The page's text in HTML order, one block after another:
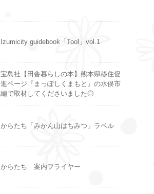
Izumicity guidebook「Tool」vol.1
宝島社【田舎暮らしの本】熊本県移住促
進ページ『まっぽしくまもと』の水俣市
編で取材してくださいました◎
からたち「みかん山はちみつ」ラベル
からたち 案内フライヤー